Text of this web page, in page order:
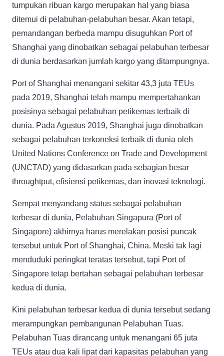
tumpukan ribuan kargo merupakan hal yang biasa
ditemui di pelabuhan-pelabuhan besar. Akan tetapi,
pemandangan berbeda mampu disuguhkan Port of
Shanghai yang dinobatkan sebagai pelabuhan terbesar
di dunia berdasarkan jumlah kargo yang ditampungnya.
Port of Shanghai menangani sekitar 43,3 juta TEUs
pada 2019, Shanghai telah mampu mempertahankan
posisinya sebagai pelabuhan petikemas terbaik di
dunia. Pada Agustus 2019, Shanghai juga dinobatkan
sebagai pelabuhan terkoneksi terbaik di dunia oleh
United Nations Conference on Trade and Development
(UNCTAD) yang didasarkan pada sebagian besar
throughtput, efisiensi petikemas, dan inovasi teknologi.
Sempat menyandang status sebagai pelabuhan
terbesar di dunia, Pelabuhan Singapura (Port of
Singapore) akhirnya harus merelakan posisi puncak
tersebut untuk Port of Shanghai, China. Meski tak lagi
menduduki peringkat teratas tersebut, tapi Port of
Singapore tetap bertahan sebagai pelabuhan terbesar
kedua di dunia.
Kini pelabuhan terbesar kedua di dunia tersebut sedang
merampungkan pembangunan Pelabuhan Tuas.
Pelabuhan Tuas dirancang untuk menangani 65 juta
TEUs atau dua kali lipat dari kapasitas pelabuhan yang